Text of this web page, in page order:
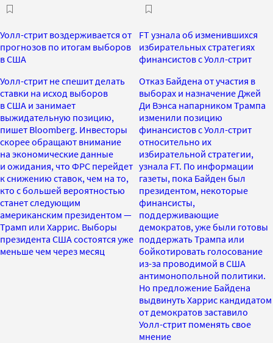
Уолл-стрит воздерживается от
прогнозов по итогам выборов
в США
Уолл-стрит не спешит делать
ставки на исход выборов
в США и занимает
выжидательную позицию,
пишет Bloomberg. Инвесторы
скорее обращают внимание
на экономические данные
и ожидания, что ФРС перейдет
к снижению ставок, чем на то,
кто с большей вероятностью
станет следующим
американским президентом —
Трамп или Харрис. Выборы
президента США состоятся уже
меньше чем через месяц
FT узнала об изменившихся
избирательных стратегиях
финансистов с Уолл-стрит
Отказ Байдена от участия в
выборах и назначение Джей
Ди Вэнса напарником Трампа
изменили позицию
финансистов с Уолл-стрит
относительно их
избирательной стратегии,
узнала FT. По информации
газеты, пока Байден был
президентом, некоторые
финансисты,
поддерживающие
демократов, уже были готовы
поддержать Трампа или
бойкотировать голосование
из-за проводимой в США
антимонопольной политики.
Но предложение Байдена
выдвинуть Харрис кандидатом
от демократов заставило
Уолл-стрит поменять свое
мнение